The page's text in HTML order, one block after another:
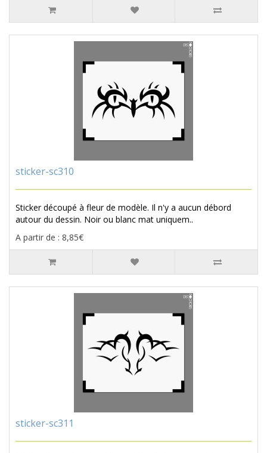
sticker-sc310
Sticker découpé à fleur de modèle. Il n'y a aucun débord
autour du dessin. Noir ou blanc mat uniquem..
A partir de : 8,85€
sticker-sc311